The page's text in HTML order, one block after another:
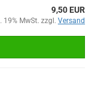
9,50 EUR
19% MwSt. zzgl. Versand